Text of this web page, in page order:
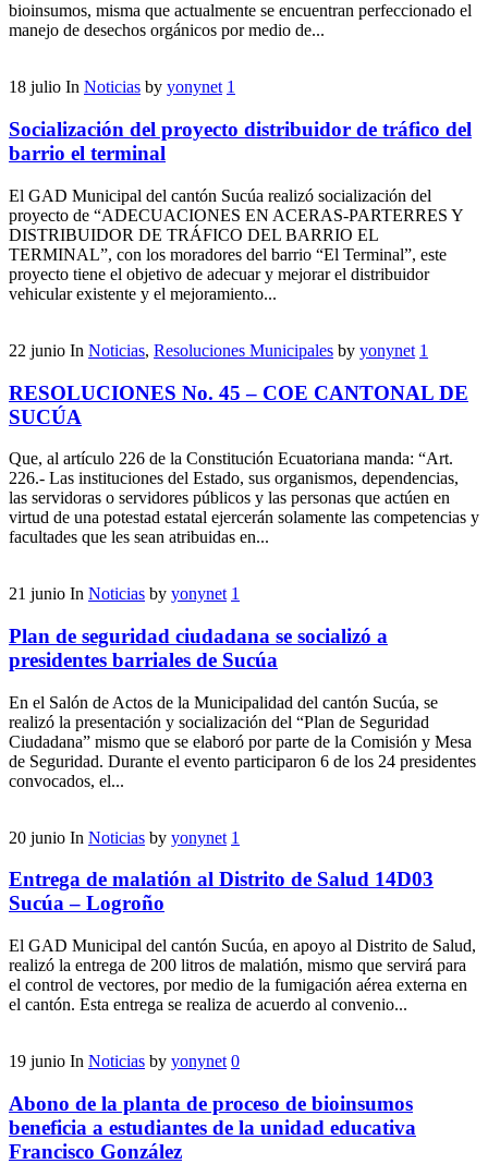
bioinsumos, misma que actualmente se encuentran perfeccionado el
manejo de desechos orgánicos por medio de...
18 julio In Noticias by yonynet 1
Socialización del proyecto distribuidor de tráfico del
barrio el terminal
El GAD Municipal del cantón Sucúa realizó socialización del
proyecto de “ADECUACIONES EN ACERAS-PARTERRES Y
DISTRIBUIDOR DE TRÁFICO DEL BARRIO EL
TERMINAL”, con los moradores del barrio “El Terminal”, este
proyecto tiene el objetivo de adecuar y mejorar el distribuidor
vehicular existente y el mejoramiento...
22 junio In Noticias, Resoluciones Municipales by yonynet 1
RESOLUCIONES No. 45 – COE CANTONAL DE
SUCÚA
Que, al artículo 226 de la Constitución Ecuatoriana manda: “Art.
226.- Las instituciones del Estado, sus organismos, dependencias,
las servidoras o servidores públicos y las personas que actúen en
virtud de una potestad estatal ejercerán solamente las competencias y
facultades que les sean atribuidas en...
21 junio In Noticias by yonynet 1
Plan de seguridad ciudadana se socializó a
presidentes barriales de Sucúa
En el Salón de Actos de la Municipalidad del cantón Sucúa, se
realizó la presentación y socialización del “Plan de Seguridad
Ciudadana” mismo que se elaboró por parte de la Comisión y Mesa
de Seguridad. Durante el evento participaron 6 de los 24 presidentes
convocados, el...
20 junio In Noticias by yonynet 1
Entrega de malatión al Distrito de Salud 14D03
Sucúa – Logroño
El GAD Municipal del cantón Sucúa, en apoyo al Distrito de Salud,
realizó la entrega de 200 litros de malatión, mismo que servirá para
el control de vectores, por medio de la fumigación aérea externa en
el cantón. Esta entrega se realiza de acuerdo al convenio...
19 junio In Noticias by yonynet 0
Abono de la planta de proceso de bioinsumos
beneficia a estudiantes de la unidad educativa
Francisco González